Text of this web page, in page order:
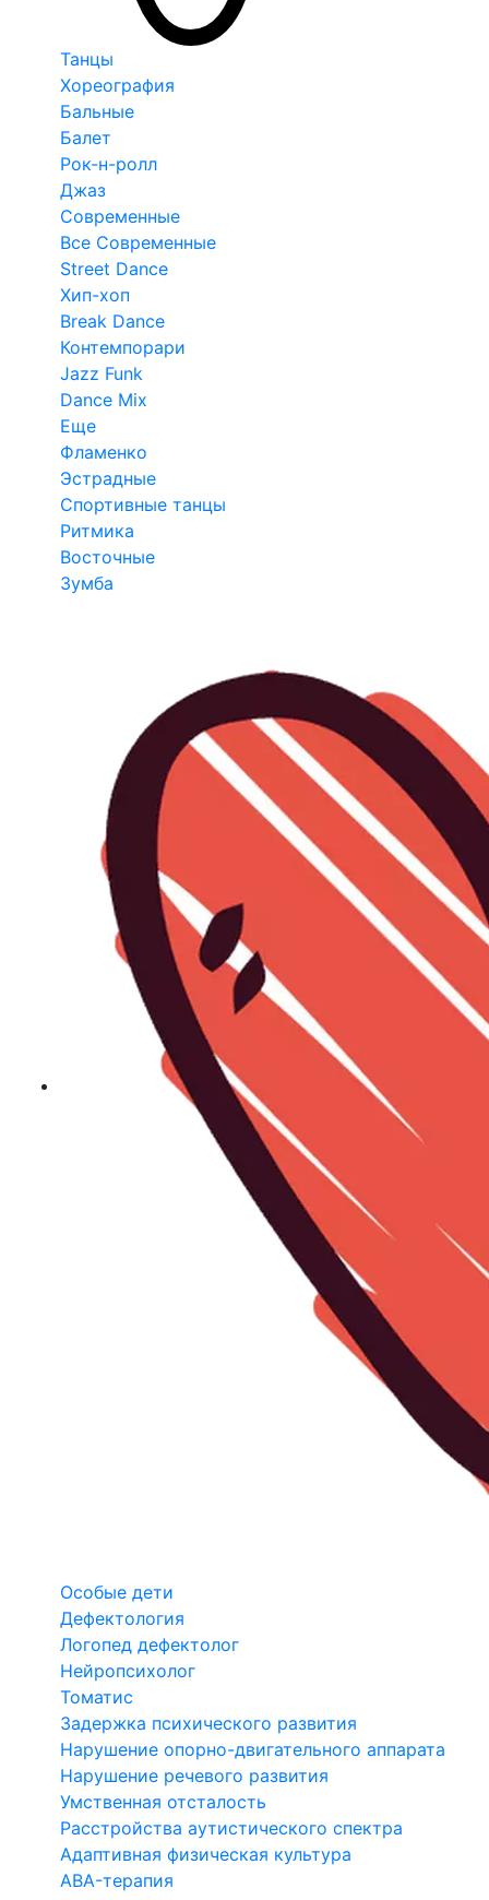
Танцы
Хореография
Бальные
Балет
Рок-н-ролл
Джаз
Современные
Все Современные
Street Dance
Хип-хоп
Break Dance
Контемпорари
Jazz Funk
Dance Mix
Еще
Фламенко
Эстрадные
Спортивные танцы
Ритмика
Восточные
Зумба
Особые дети
Дефектология
Логопед дефектолог
Нейропсихолог
Томатис
Задержка психического развития
Нарушение опорно-двигательного аппарата
Нарушение речевого развития
Умственная отсталость
Расстройства аутистического спектра
Адаптивная физическая культура
ABA-терапия